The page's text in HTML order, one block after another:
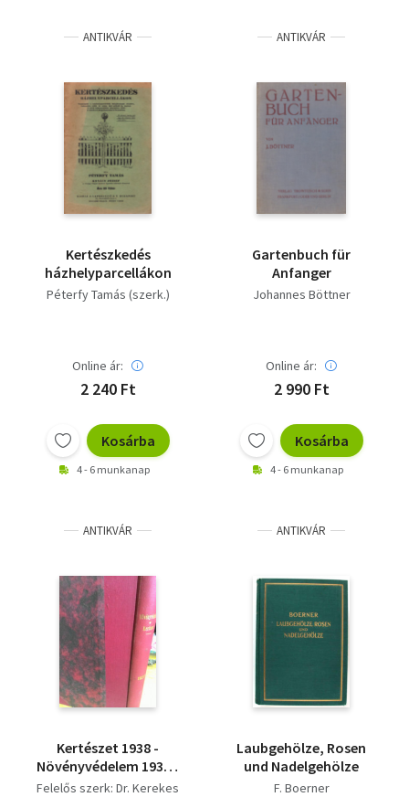
ANTIKVÁR
Kertészkedés
házhelyparcellákon
Péterfy Tamás (szerk.)
Online ár:
2 240 Ft
Kosárba
4 - 6 munkanap
ANTIKVÁR
Gartenbuch für
Anfanger
Johannes Böttner
Online ár:
2 990 Ft
Kosárba
4 - 6 munkanap
ANTIKVÁR
Kertészet 1938 -
Növényvédelem 1938 -
Saját képpel!
Felelős szerk: Dr. Kerekes
ANTIKVÁR
Laubgehölze, Rosen
und Nadelgehölze
F. Boerner